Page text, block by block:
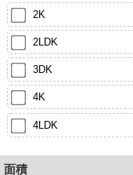
2K
2LDK
3DK
4K
4LDK
面積